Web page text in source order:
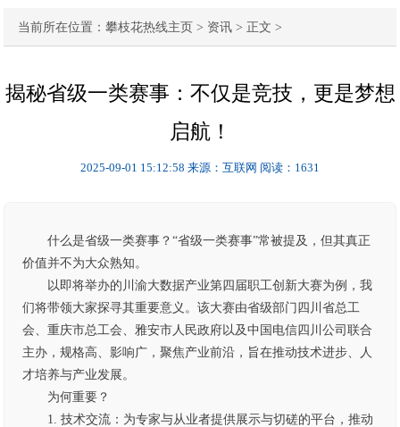
当前所在位置：攀枝花热线主页 > 资讯 > 正文 >
揭秘省级一类赛事：不仅是竞技，更是梦想
启航！
2025-09-01 15:12:58 来源：互联网 阅读：1631
什么是省级一类赛事？“省级一类赛事”常被提及，但其真正
价值并不为大众熟知。
以即将举办的川渝大数据产业第四届职工创新大赛为例，我
们将带领大家探寻其重要意义。该大赛由省级部门四川省总工
会、重庆市总工会、雅安市人民政府以及中国电信四川公司联合
主办，规格高、影响广，聚焦产业前沿，旨在推动技术进步、人
才培养与产业发展。
为何重要？
1. 技术交流：为专家与从业者提供展示与切磋的平台，推动